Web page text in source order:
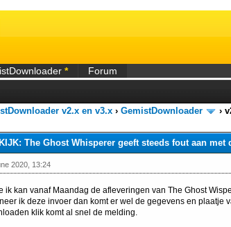
* Forum
v2.x en v3.x › GemistDownloader ›
KIJK: The Ghost Whisperer geeft steeds fout aan met
2020, 13:24
ik kan vanaf Maandag de afleveringen van The Ghost
ik deze invoer dan komt er wel de gegevens en plaatje
klik komt al snel de melding.